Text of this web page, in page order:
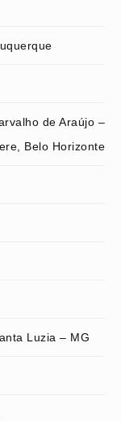
de Araújo –
Belo Horizonte
Luzia – MG